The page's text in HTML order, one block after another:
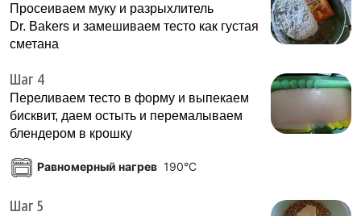
Просеиваем муку и разрыхлитель
Dr. Bakers и замешиваем тесто как густая
сметана
Шаг 4
Переливаем тесто в форму и выпекаем
бисквит, даем остыть и перемалываем
блендером в крошку
Равномерный нагрев 190°C
Шаг 5